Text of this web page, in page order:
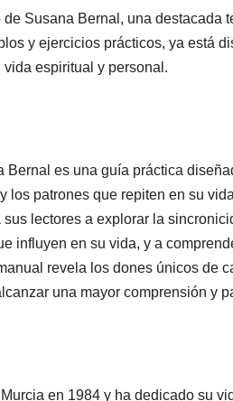
Susana Bernal, una destacada
y ejercicios prácticos, ya está
espiritual y personal.
Bernal es una guía práctica
los patrones que repiten en su
lectores a explorar la
influyen en su vida, y a
revela los dones únicos de
una mayor comprensión y
en 1984 y ha dedicado su